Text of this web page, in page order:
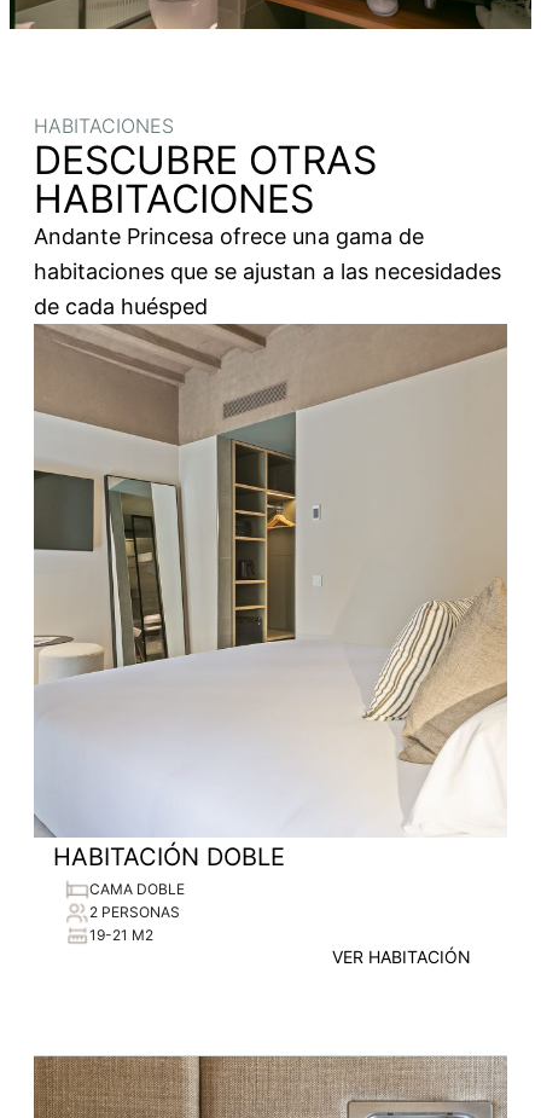
HABITACIONES
DESCUBRE OTRAS
HABITACIONES
Andante Princesa ofrece una gama de
habitaciones que se ajustan a las necesidades
de cada huésped
HABITACIÓN DOBLE
CAMA DOBLE
2 PERSONAS
19-21 M2
VER HABITACIÓN